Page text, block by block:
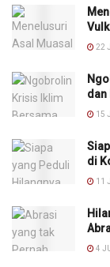
22
dan
15
di
11
4